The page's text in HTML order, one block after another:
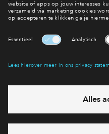
Interesse?
Hiermee blijf je op de hoogte
Ja, ik wil